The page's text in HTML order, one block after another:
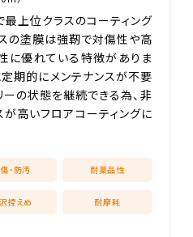
最上位クラスのコーティング
の塗膜は強靭で対傷性や高
に優れている特徴がありま
期的にメンテナンスが不要
の状態を継続できる為、非
高いフロアコーティングに
・防汚 耐薬品性
控えめ 耐摩耗